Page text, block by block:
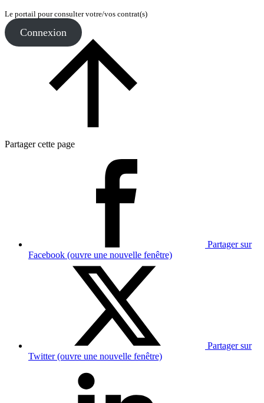
Le portail pour consulter votre/vos contrat(s)
Connexion
Partager cette page
Partager sur
Facebook (ouvre une nouvelle fenêtre)
Partager sur
Twitter (ouvre une nouvelle fenêtre)